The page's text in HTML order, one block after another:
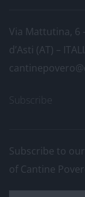
Via Mattutina, 6
d’Asti (AT) –
Subscribe
Subscribe to
of Cantine